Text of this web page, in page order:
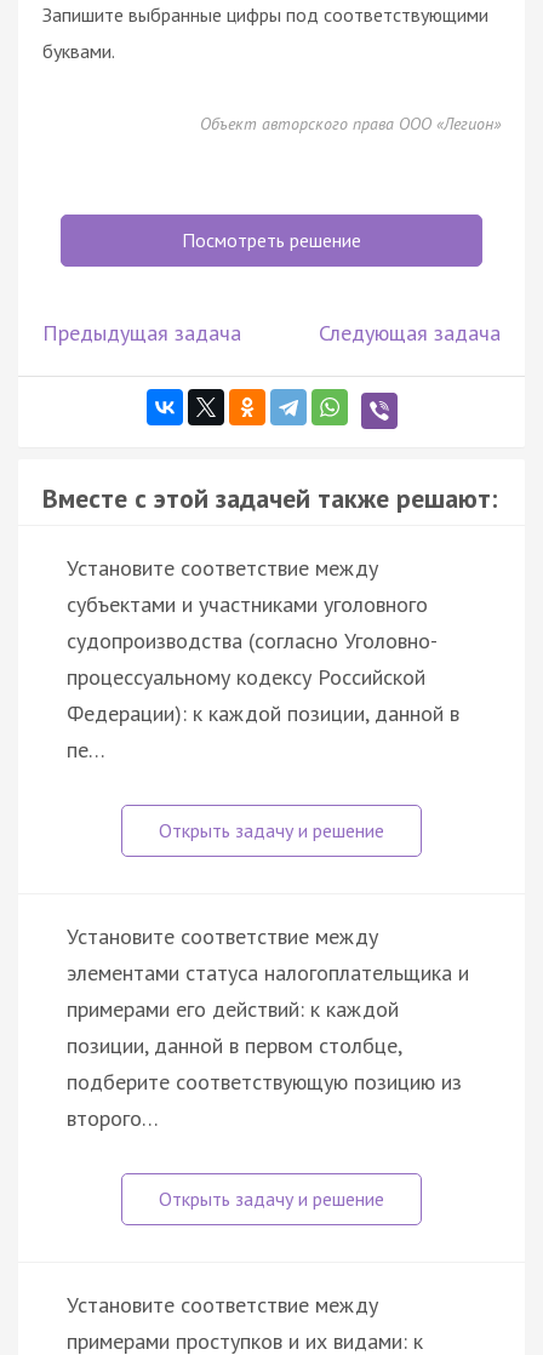
Запишите выбранные цифры под соответствующими
буквами.
Объект авторского права ООО «Легион»
Посмотреть решение
Предыдущая задача Следующая задача
Вместе с этой задачей также решают:
Установите соответствие между
субъектами и участниками уголовного
судопроизводства (согласно Уголовно-
процессуальному кодексу Российской
Федерации): к каждой позиции, данной в
пе…
Установите соответствие между
элементами статуса налогоплательщика и
примерами его действий: к каждой
позиции, данной в первом столбце,
подберите соответствующую позицию из
второго…
Установите соответствие между
примерами проступков и их видами: к